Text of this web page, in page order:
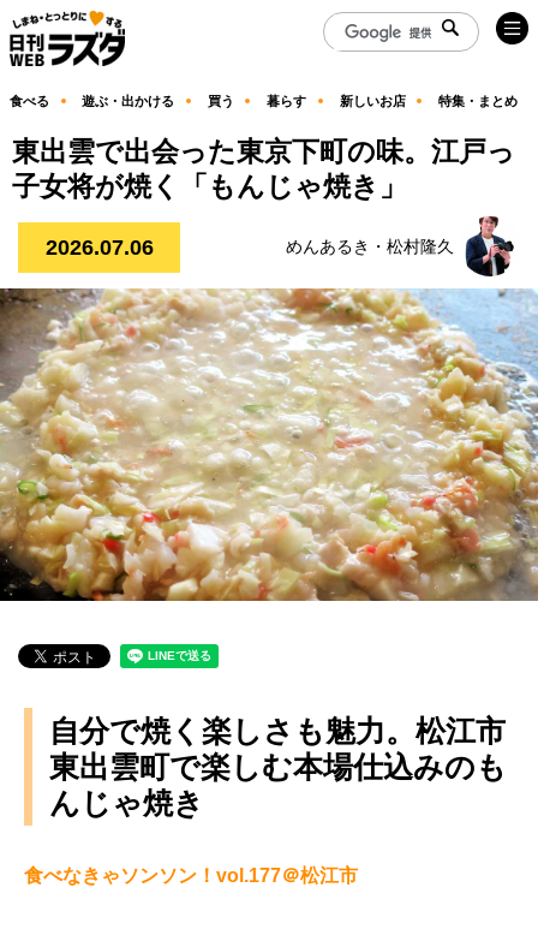
食べる 遊ぶ・出かける 買う 暮らす 新しいお店 特集・まとめ
東出雲で出会った東京下町の味。江戸っ
子女将が焼く「もんじゃ焼き」
2026.07.06 めんあるき・松村隆久
自分で焼く楽しさも魅力。松江市
東出雲町で楽しむ本場仕込みのも
んじゃ焼き
食べなきゃソンソン！vol.177＠松江市